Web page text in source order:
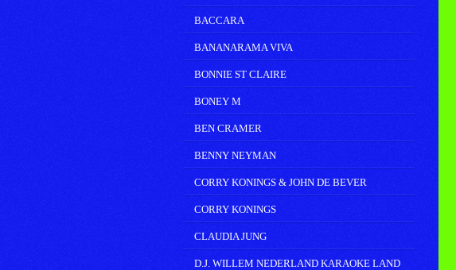
BACCARA
BANANARAMA VIVA
BONNIE ST CLAIRE
BONEY M
BEN CRAMER
BENNY NEYMAN
CORRY KONINGS & JOHN DE BEVER
CORRY KONINGS
CLAUDIA JUNG
D.J. WILLEM NEDERLAND KARAOKE LAND